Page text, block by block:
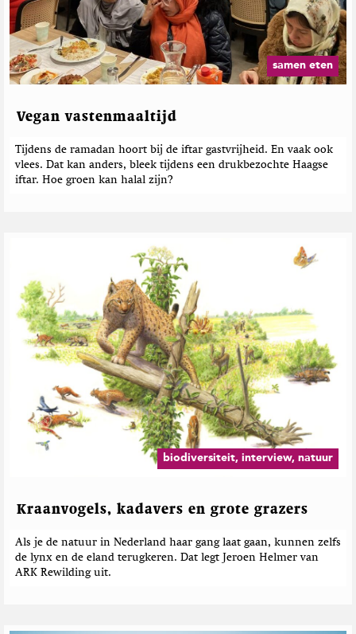
a
r
t
h
o
p
i
t
e
r
t
i
e
D
o
w
t
E
a
r
M
a
g
z
i
d
e
e
samen eten
Vegan vastenmaaltijd
Tijdens de ramadan hoort bij de iftar gastvrijheid. En vaak ook
vlees. Dat kan anders, bleek tijdens een drukbezochte Haagse
iftar. Hoe groen kan halal zijn?
biodiversiteit, interview, natuur
Kraanvogels, kadavers en grote grazers
Als je de natuur in Nederland haar gang laat gaan, kunnen zelfs
de lynx en de eland terugkeren. Dat legt Jeroen Helmer van
ARK Rewilding uit.